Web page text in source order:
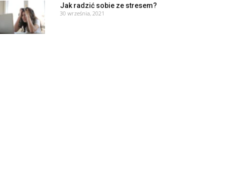
Jak radzić sobie ze stresem?
30 września, 2021